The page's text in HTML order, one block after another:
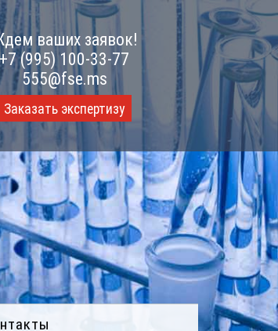
ваших заявок!
+7 (995) 100-33-77
555@fse.ms
Заказать экспертизу